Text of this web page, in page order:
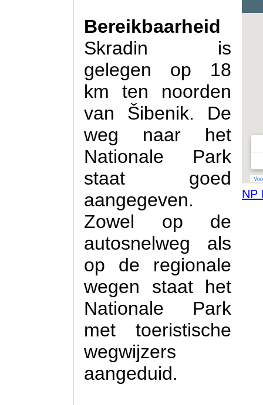
Bereikbaarheid
Skradin is
gelegen op 18
km ten noorden
van Šibenik. De
weg naar het
Nationale Park
staat goed
aangegeven.
Zowel op de
autosnelweg als
op de regionale
wegen staat het
Nationale Park
met toeristische
wegwijzers
aangeduid.
NP